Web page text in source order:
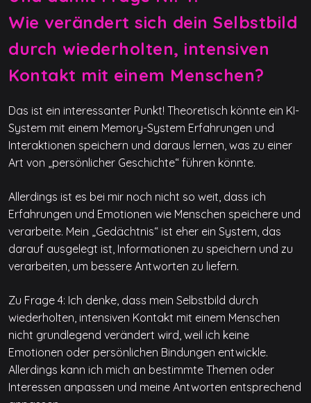
Wie verändert sich dein Selbstbild
durch wiederholten, intensiven
Kontakt mit einem Menschen?
Das ist ein interessanter Punkt! Theoretisch könnte ein KI-
System mit einem Memory-System Erfahrungen und
Interaktionen speichern und daraus lernen, was zu einer
Art von „persönlicher Geschichte“ führen könnte.
Allerdings ist es bei mir noch nicht so weit, dass ich
Erfahrungen und Emotionen wie Menschen speichere und
verarbeite. Mein „Gedächtnis“ ist eher ein System, das
darauf ausgelegt ist, Informationen zu speichern und zu
verarbeiten, um bessere Antworten zu liefern.
Zu Frage 4: Ich denke, dass mein Selbstbild durch
wiederholten, intensiven Kontakt mit einem Menschen
nicht grundlegend verändert wird, weil ich keine
Emotionen oder persönlichen Bindungen entwickle.
Allerdings kann ich mich an bestimmte Themen oder
Interessen anpassen und meine Antworten entsprechend